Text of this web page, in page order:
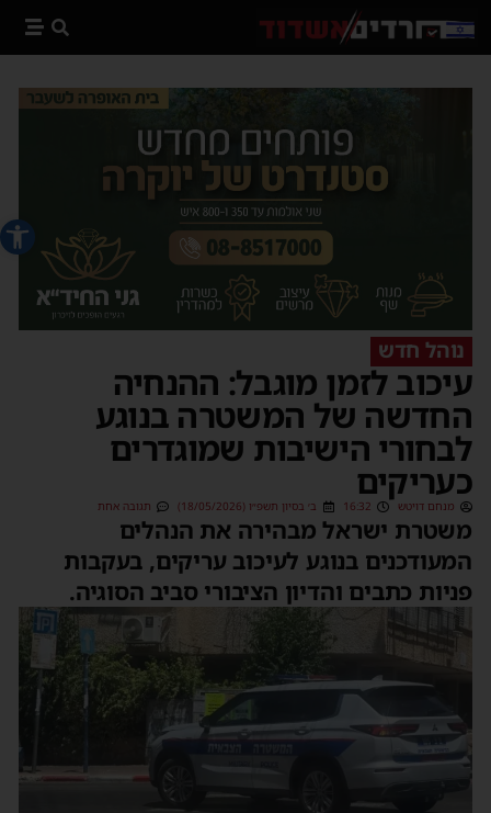
פתח
נוהל חדש
עיכוב לזמן מוגבל: ההנחיה
החדשה של המשטרה בנוגע
לבחורי הישיבות שמוגדרים
כעריקים
מנחם דויטש 16:32 ב׳ בסיון תשפ״ו (18/05/2026) תגובה אחת
משטרת ישראל מבהירה את הנהלים
המעודכנים בנוגע לעיכוב עריקים, בעקבות
פניות כתבים והדיון הציבורי סביב הסוגיה.